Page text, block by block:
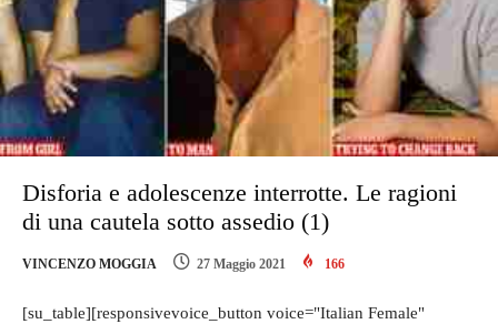
Disforia e adolescenze interrotte. Le ragioni
di una cautela sotto assedio (1)
VINCENZO MOGGIA 27 Maggio 2021 166
[su_table][responsivevoice_button voice="Italian Female"